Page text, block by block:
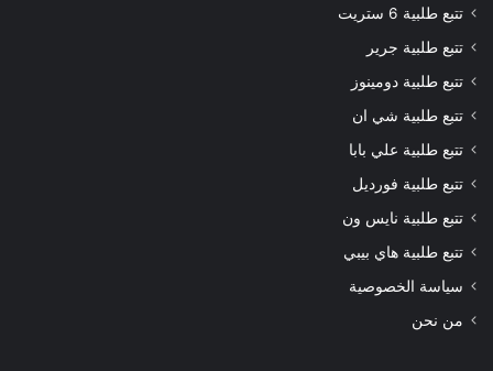
تتبع طلبية 6 ستريت
تتبع طلبية جرير
تتبع طلبية دومينوز
تتبع طلبية شي ان
تتبع طلبية علي بابا
تتبع طلبية فورديل
تتبع طلبية نايس ون
تتبع طلبية هاي بيبي
سياسة الخصوصية
من نحن